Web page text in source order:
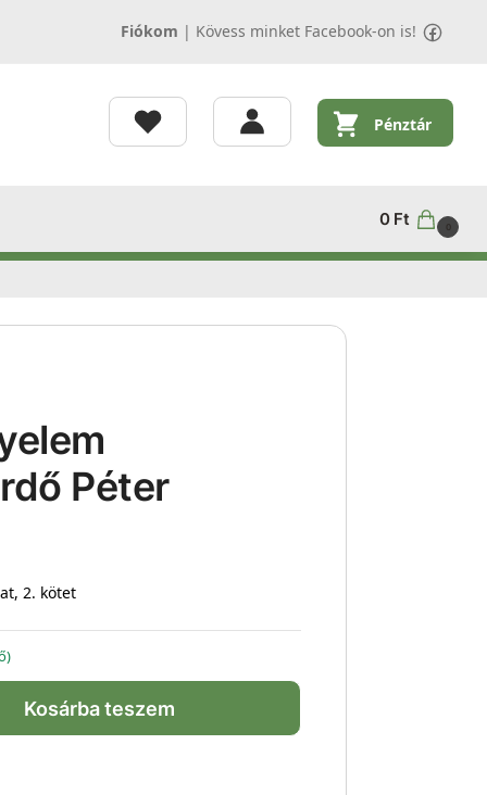
Fiókom | Kövess minket Facebook-on is!
Pénztár
0 Ft 0
Péter
2. kötet
Kosárba teszem